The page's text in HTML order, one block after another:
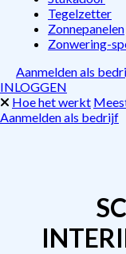
Tegelzetter
Zonnepanelen
Zonwering-
Aanmelden als
INLOGGEN
Hoe het werkt
Aanmelden als bedrijf